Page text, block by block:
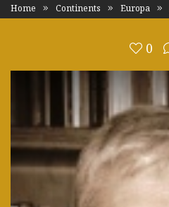
Home Continents Europa
0